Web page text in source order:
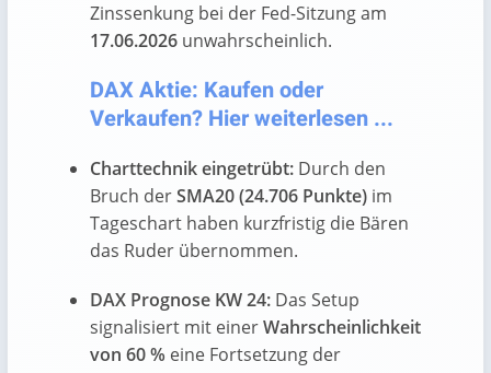
Zinssenkung bei der Fed-Sitzung am
17.06.2026 unwahrscheinlich.
DAX Aktie: Kaufen oder
Verkaufen? Hier weiterlesen ...
Charttechnik eingetrübt: Durch den
Bruch derSMA20 (24.706 Punkte) im
Tageschart haben kurzfristig die Bären
das Ruder übernommen.
DAX Prognose KW 24: Das Setup
signalisiert mit einerWahrscheinlichkeit
von 60 % eine Fortsetzung der